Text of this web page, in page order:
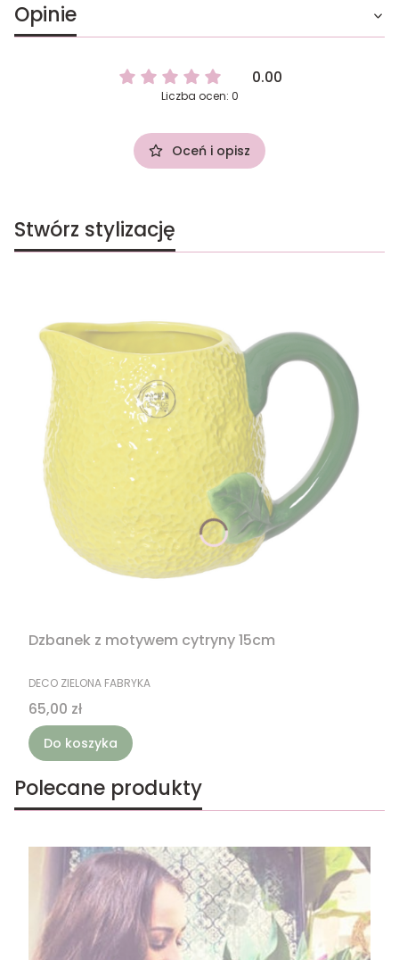
Opinie
0.00
Liczba ocen: 0
Oceń i opisz
Stwórz stylizację
Dzbanek z motywem cytryny 15cm
PRODUCENT
DECO ZIELONA FABRYKA
Cena
65,00 zł
Do koszyka
Polecane produkty